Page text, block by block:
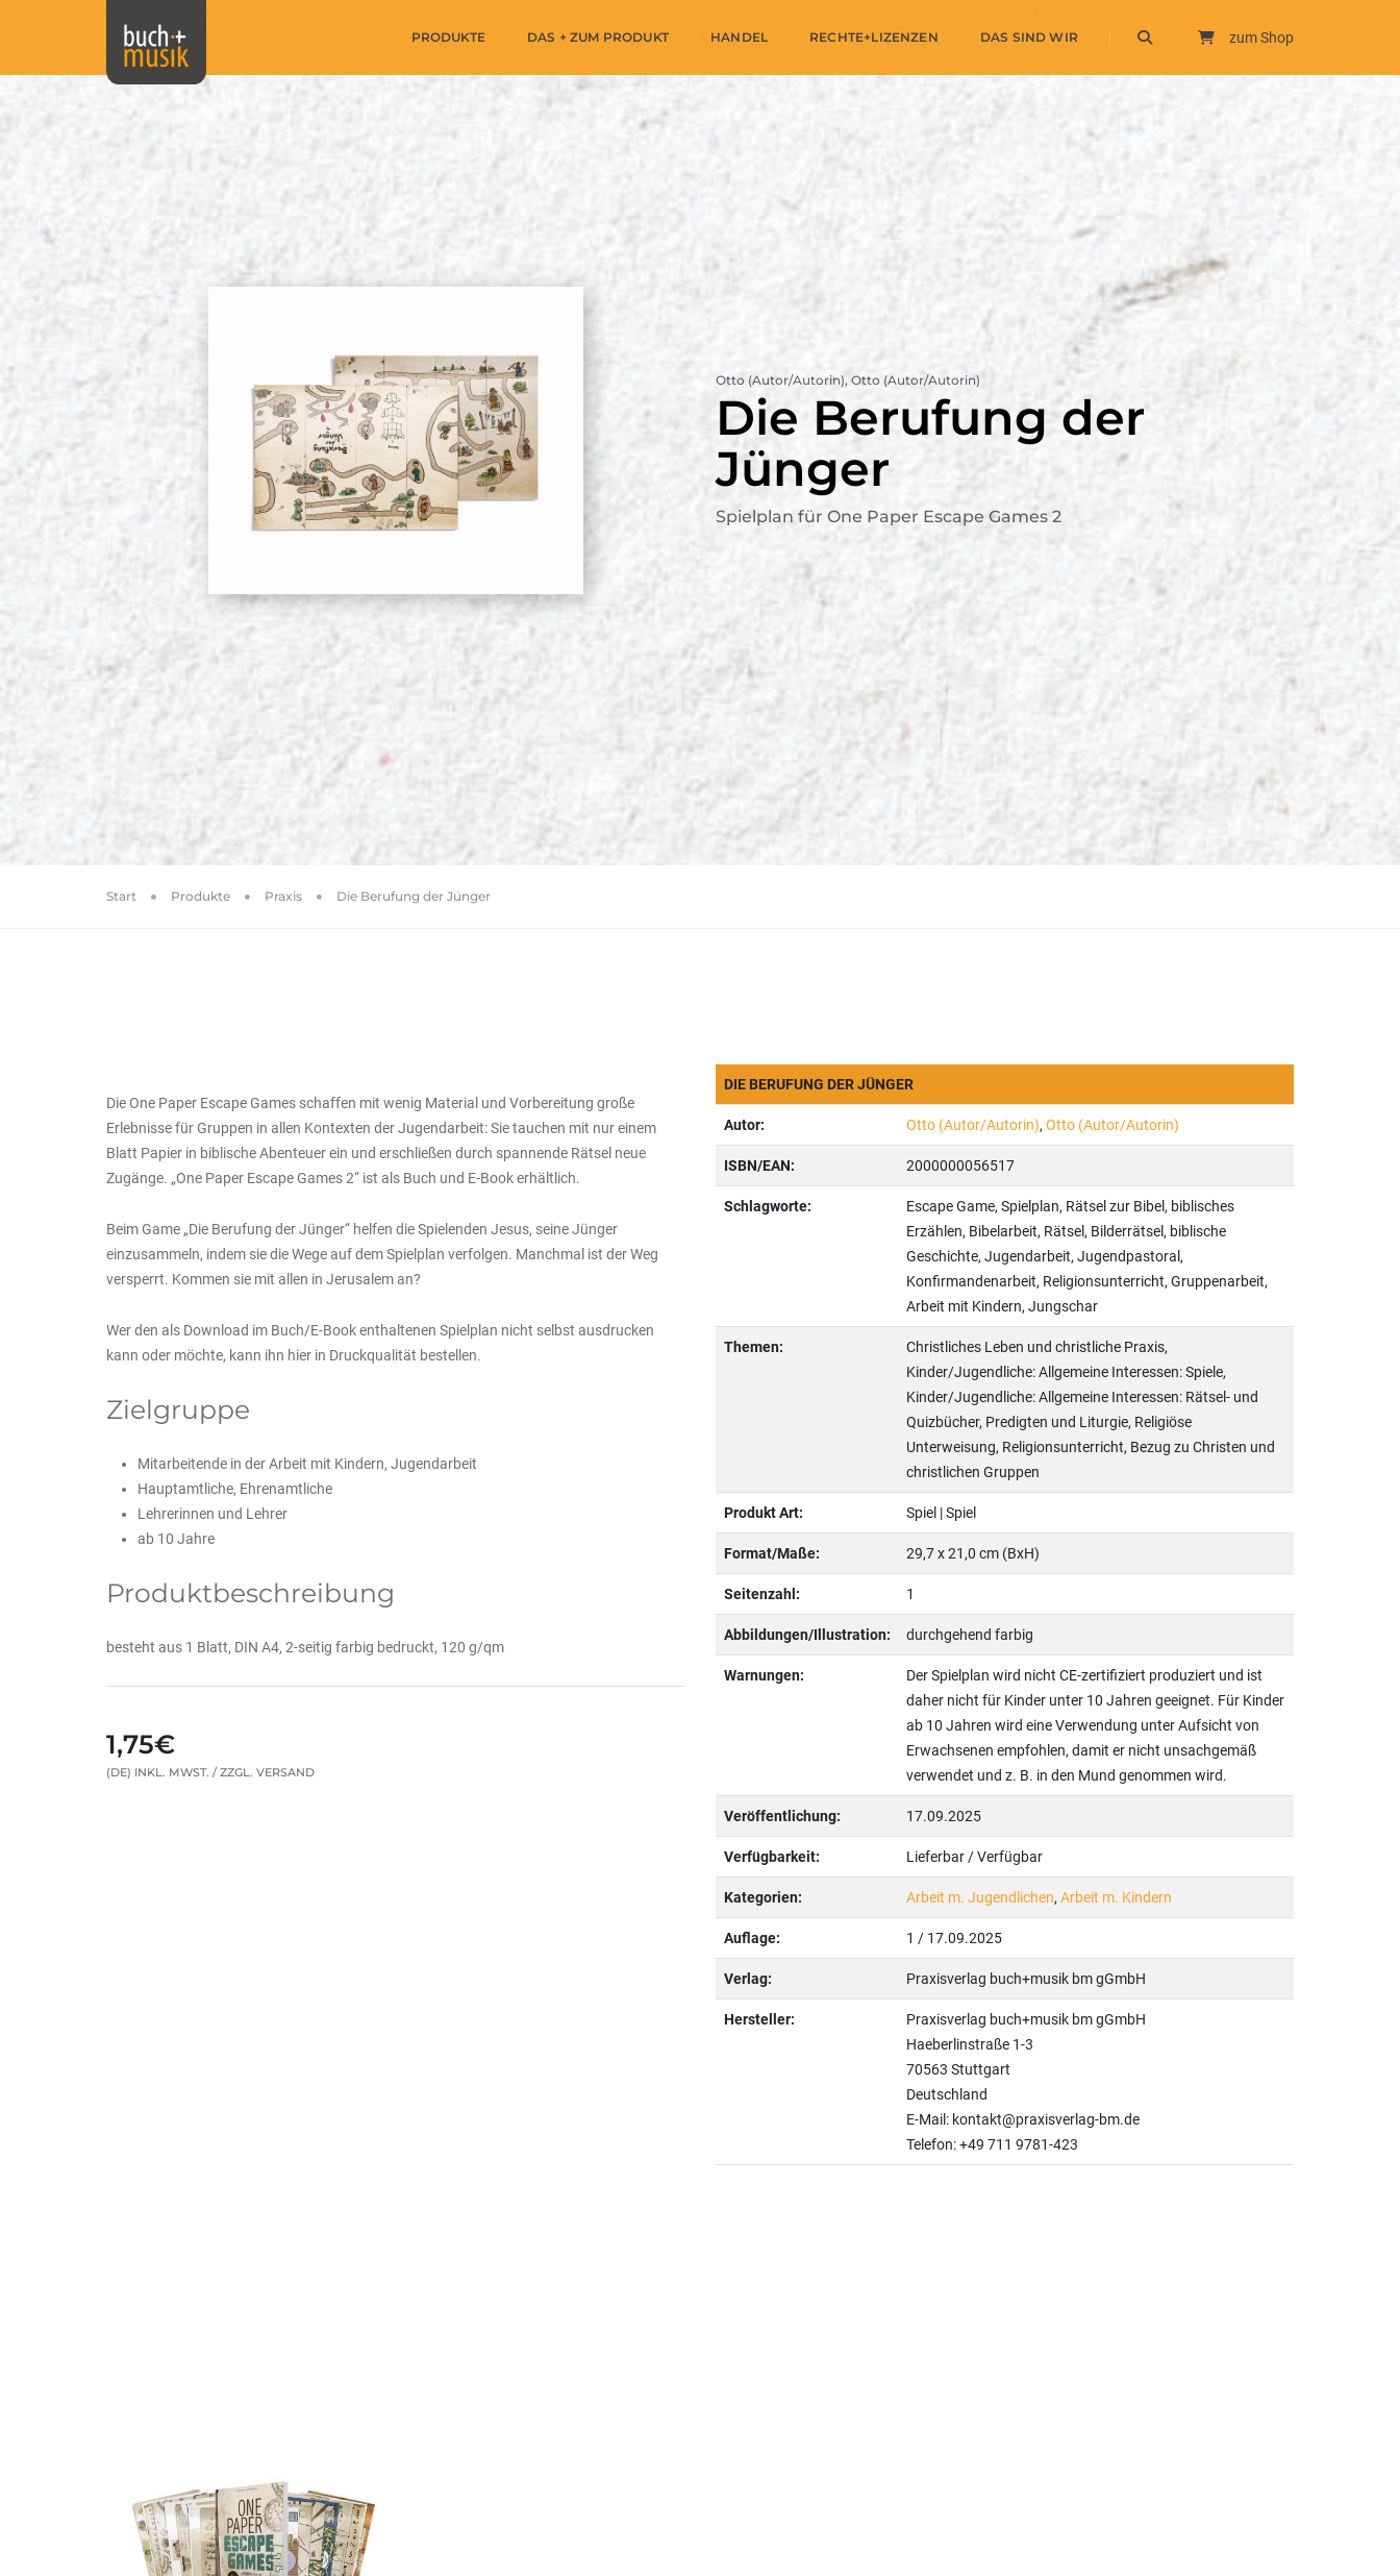
PRODUKTE DAS + ZUM PRODUKT HANDEL RECHTE+LIZENZEN DAS SIND WIR zum Shop
Otto (Autor/Autorin), Otto (Autor/Autorin)
Die Berufung der
Jünger
Spielplan für One Paper Escape Games 2
Start Produkte Praxis Die Berufung der Jünger
Die One Paper Escape Games schaffen mit wenig Material und Vorbereitung große
Erlebnisse für Gruppen in allen Kontexten der Jugendarbeit: Sie tauchen mit nur einem
Blatt Papier in biblische Abenteuer ein und erschließen durch spannende Rätsel neue
Zugänge. „One Paper Escape Games 2“ ist als Buch und E-Book erhältlich.
Beim Game „Die Berufung der Jünger“ helfen die Spielenden Jesus, seine Jünger
einzusammeln, indem sie die Wege auf dem Spielplan verfolgen. Manchmal ist der Weg
versperrt. Kommen sie mit allen in Jerusalem an?
Wer den als Download im Buch/E-Book enthaltenen Spielplan nicht selbst ausdrucken
kann oder möchte, kann ihn hier in Druckqualität bestellen.
Zielgruppe
Mitarbeitende in der Arbeit mit Kindern, Jugendarbeit
Hauptamtliche, Ehrenamtliche
Lehrerinnen und Lehrer
ab 10 Jahre
Produktbeschreibung
besteht aus 1 Blatt, DIN A4, 2-seitig farbig bedruckt, 120 g/qm
1,75€
(DE) INKL. MWST. / ZZGL. VERSAND
DIE BERUFUNG DER JÜNGER
Autor: Otto (Autor/Autorin), Otto (Autor/Autorin)
ISBN/EAN: 2000000056517
Schlagworte:
Escape Game, Spielplan, Rätsel zur Bibel, biblisches
Erzählen, Bibelarbeit, Rätsel, Bilderrätsel, biblische
Geschichte, Jugendarbeit, Jugendpastoral,
Konfirmandenarbeit, Religionsunterricht, Gruppenarbeit,
Arbeit mit Kindern, Jungschar
Themen:
Christliches Leben und christliche Praxis,
Kinder/Jugendliche: Allgemeine Interessen: Spiele,
Kinder/Jugendliche: Allgemeine Interessen: Rätsel- und
Quizbücher, Predigten und Liturgie, Religiöse
Unterweisung, Religionsunterricht, Bezug zu Christen und
christlichen Gruppen
Produkt Art: Spiel | Spiel
Format/Maße: 29,7 x 21,0 cm (BxH)
Seitenzahl: 1
Abbildungen/Illustration: durchgehend farbig
Warnungen:
Der Spielplan wird nicht CE-zertifiziert produziert und ist
daher nicht für Kinder unter 10 Jahren geeignet. Für Kinder
ab 10 Jahren wird eine Verwendung unter Aufsicht von
Erwachsenen empfohlen, damit er nicht unsachgemäß
verwendet und z. B. in den Mund genommen wird.
Veröffentlichung: 17.09.2025
Verfügbarkeit: Lieferbar / Verfügbar
Kategorien: Arbeit m. Jugendlichen, Arbeit m. Kindern
Auflage: 1 / 17.09.2025
Verlag: Praxisverlag buch+musik bm gGmbH
Hersteller:
Praxisverlag buch+musik bm gGmbH
Haeberlinstraße 1-3
70563 Stuttgart
Deutschland
E-Mail: kontakt@praxisverlag-bm.de
Telefon: +49 711 9781-423